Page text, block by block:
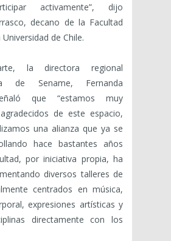
activamente”, dijo
decano de la Facultad
de Chile.
la directora regional
de Sename, Fernanda
que “estamos muy
de este espacio,
una alianza que ya se
hace bastantes años
por iniciativa propia, ha
diversos talleres de
centrados en música,
expresiones artísticas y
directamente con los